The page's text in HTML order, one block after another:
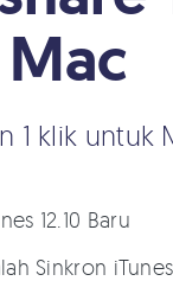
1 klik untuk
12.10 Baru
Sinkron